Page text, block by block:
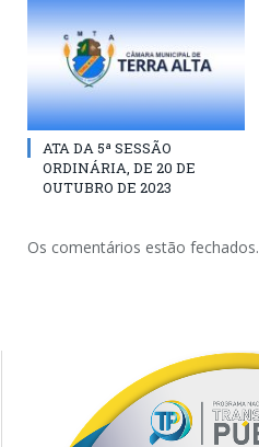
ATA DA 5ª SESSÃO
ORDINÁRIA, DE 20 DE
OUTUBRO DE 2023
Os comentários estão fechados.